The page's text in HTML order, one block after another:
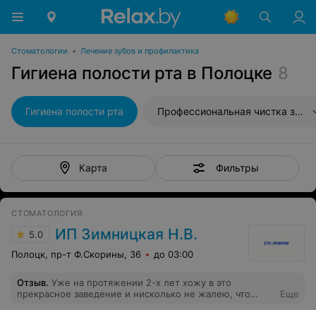
Стоматологии • Лечение зубов и профилактика
Гигиена полости рта в Полоцке 8
Гигиена полости рта Профессиональная чистка зубов
Карта Фильтры
СТОМАТОЛОГИЯ
5.0 ИП Зимницкая Н.В.
Полоцк, пр-т Ф.Скорины, 36 до 03:00
Отзыв. Уже на протяжении 2-х лет хожу в это
прекрасное заведение и нисколько не жалею, что
Еще